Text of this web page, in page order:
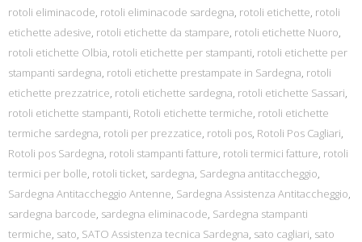
rotoli eliminacode, rotoli eliminacode sardegna, rotoli etichette, rotoli
etichette adesive, rotoli etichette da stampare, rotoli etichette Nuoro,
rotoli etichette Olbia, rotoli etichette per stampanti, rotoli etichette per
stampanti sardegna, rotoli etichette prestampate in Sardegna, rotoli
etichette prezzatrice, rotoli etichette sardegna, rotoli etichette Sassari,
rotoli etichette stampanti, Rotoli etichette termiche, rotoli etichette
termiche sardegna, rotoli per prezzatice, rotoli pos, Rotoli Pos Cagliari,
Rotoli pos Sardegna, rotoli stampanti fatture, rotoli termici fatture, rotoli
termici per bolle, rotoli ticket, sardegna, Sardegna antitaccheggio,
Sardegna Antitaccheggio Antenne, Sardegna Assistenza Antitaccheggio,
sardegna barcode, sardegna eliminacode, Sardegna stampanti
termiche, sato, SATO Assistenza tecnica Sardegna, sato cagliari, sato